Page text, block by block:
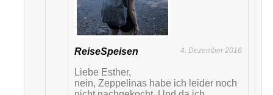
ReiseSpeisen 4. Dezember 2016
Liebe Esther,
nein, Zeppelinas habe ich leider noch